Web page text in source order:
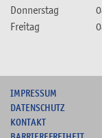
Donnerstag
Freitag
IMPRESSUM
DATENSCHUTZ
KONTAKT